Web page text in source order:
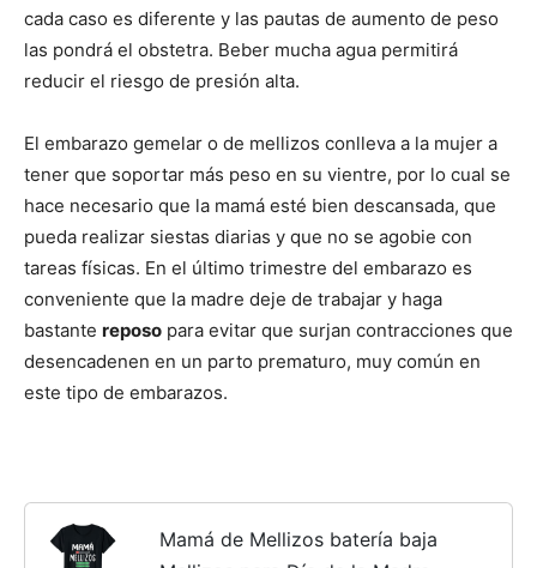
cada caso es diferente y las pautas de aumento de peso
las pondrá el obstetra. Beber mucha agua permitirá
reducir el riesgo de presión alta.
El embarazo gemelar o de mellizos conlleva a la mujer a
tener que soportar más peso en su vientre, por lo cual se
hace necesario que la mamá esté bien descansada, que
pueda realizar siestas diarias y que no se agobie con
tareas físicas. En el último trimestre del embarazo es
conveniente que la madre deje de trabajar y haga
bastante reposo para evitar que surjan contracciones que
desencadenen en un parto prematuro, muy común en
este tipo de embarazos.
Mamá de Mellizos batería baja